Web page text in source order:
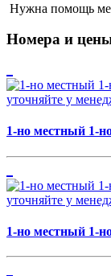
Нужна помощь
Номера и
уточняйте у
1-но местный 1-
уточняйте у
1-но местный 1-